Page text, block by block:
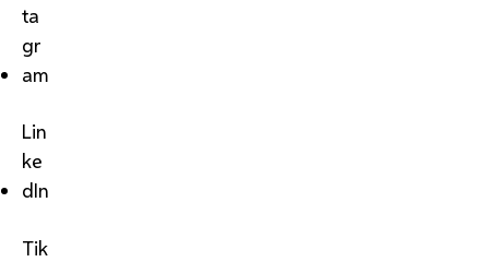
ta
gr
am
Lin
ke
dIn
Tik